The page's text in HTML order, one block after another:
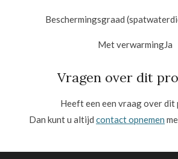
Beschermingsgraad
Met verwarmingJa
Vragen over dit
Heeft een een vraag over dit
Dan kunt u altijd contact opnemen